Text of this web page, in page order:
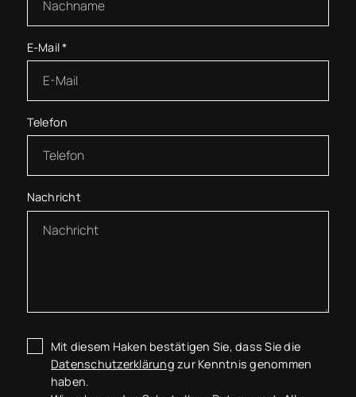
E-Mail*
Telefon
Nachricht
Mit diesem Haken bestätigen Sie, dass Sie die
Datenschutzerklärung zur Kenntnis genommen
haben.